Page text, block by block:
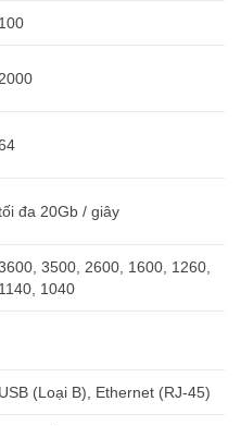
100
2000
đa 20Gb / giây
3500, 2600, 1600, 1260,
1140, 1040
USB (Loại B), Ethernet (RJ-45)